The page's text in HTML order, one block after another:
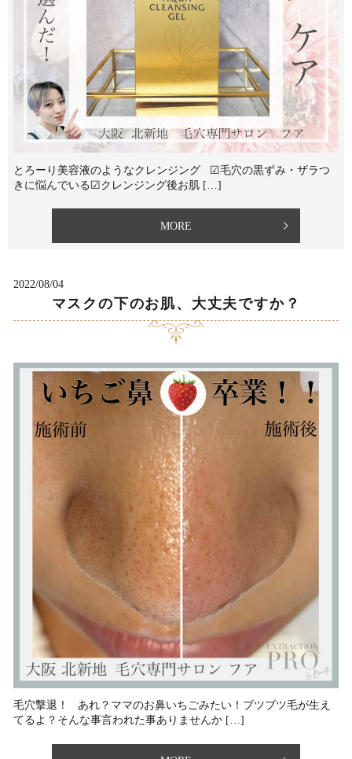
とろーり美容液のようなクレンジング ☑︎毛穴の黒ずみ・ザラつ
きに悩んでいる☑︎クレンジング後お肌 […]
MORE
2022/08/04
マスクの下のお肌、大丈夫ですか？
毛穴撃退！ あれ？ママのお鼻いちごみたい！ブツブツ毛が生え
てるよ？そんな事言われた事ありませんか […]